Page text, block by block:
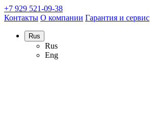
+7 929 521-09-38
Контакты О компании Гарантия и сервис
Rus
Rus
Eng